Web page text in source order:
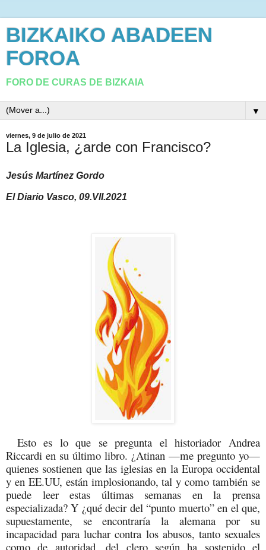
BIZKAIKO ABADEEN
FOROA
FORO DE CURAS DE BIZKAIA
▼
viernes, 9 de julio de 2021
La Iglesia, ¿arde con Francisco?
Jesús Martínez Gordo
El Diario Vasco, 09.VII.2021
Esto es lo que se pregunta el historiador Andrea
Riccardi en su último libro. ¿Atinan —me pregunto yo—
quienes sostienen que las iglesias en la Europa occidental
y en EE.UU, están implosionando, tal y como también se
puede leer estas últimas semanas en la prensa
especializada? Y ¿qué decir del “punto muerto” en el que,
supuestamente, se encontraría la alemana por su
incapacidad para luchar contra los abusos, tanto sexuales
como de autoridad, del clero según ha sostenido el